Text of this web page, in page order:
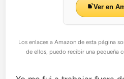
Ver en
Los enlaces a Amazon de esta página
de ellos, puedo recibir una pequeña